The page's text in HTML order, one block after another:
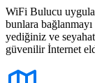
WiFi Bulucu
bunlara bağlanmayı
yediğiniz ve
güvenilir İnternet